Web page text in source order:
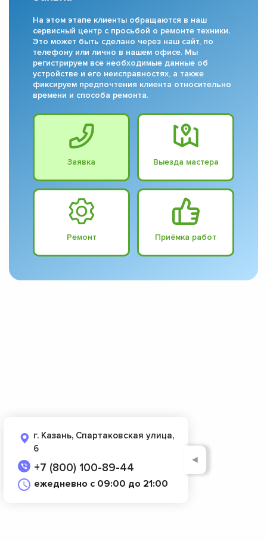
На этом этапе клиенты обращаются в наш
сервисный центр с просьбой о ремонте техники.
Это может быть сделано через наш сайт, по
телефону или лично в нашем офисе. Мы
регистрируем все необходимые данные об
устройстве и его неисправностях, а также
фиксируем предпочтения клиента относительно
времени и способа ремонта.
Заявка Выезда мастера
Ремонт Приёмка работ
г. Казань, Спартаковская улица,
6
+7 (800) 100-89-44
ежедневно с 09:00 до 21:00
◄